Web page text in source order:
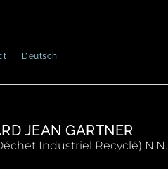
Deutsch
JEAN GARTNER
Industriel Recyclé) N.N.